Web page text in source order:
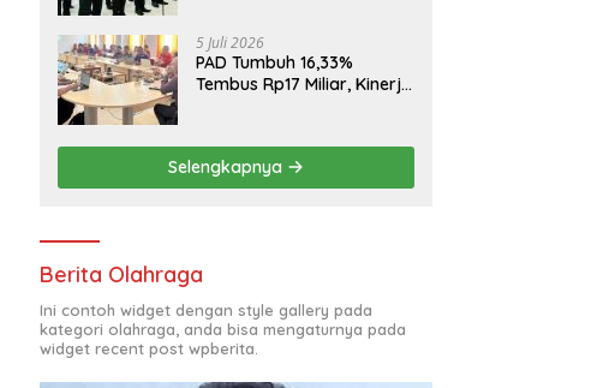
5 Juli 2026
PAD Tumbuh 16,33%
Tembus Rp17 Miliar, Kinerja
Selengkapnya
Berita Olahraga
Ini contoh widget dengan style gallery pada
kategori olahraga, anda bisa mengaturnya pada
widget recent post wpberita.